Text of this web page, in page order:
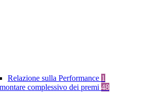
Relazione sulla Performance 1
complessivo dei premi 48